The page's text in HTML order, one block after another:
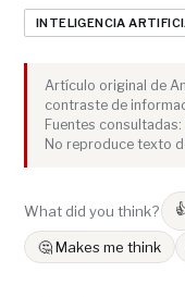
INTELIGENCIA
Artículo original de
contraste de
Fuentes
No reproduce texto
What did you think?
🤔 Makes me think